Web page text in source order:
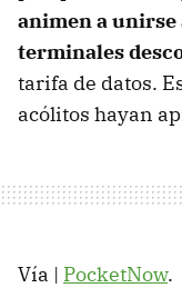
animen a unirse
terminales
tarifa de datos.
acólitos hayan
Vía | PocketNow.